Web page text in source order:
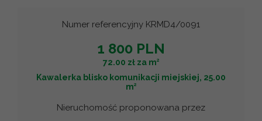
Numer referencyjny KRMD4/0091
1 800 PLN
72.00 zł za m2
Kawalerka blisko komunikacji miejskiej, 25.00
m2
Nieruchomość proponowana przez